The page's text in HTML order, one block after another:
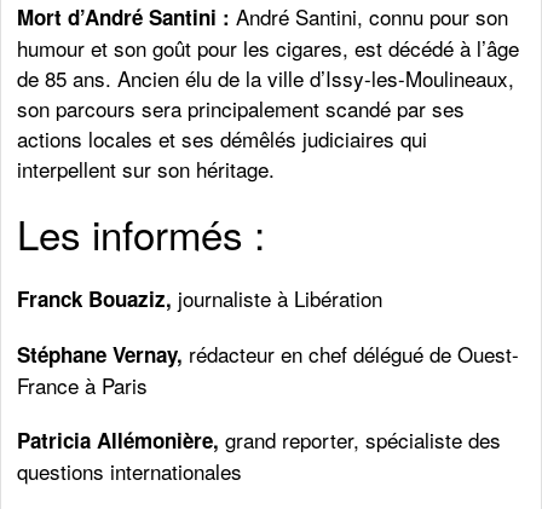
Mort d’André Santini : André Santini, connu pour son
humour et son goût pour les cigares, est décédé à l’âge
de 85 ans. Ancien élu de la ville d’Issy-les-Moulineaux,
son parcours sera principalement scandé par ses
actions locales et ses démêlés judiciaires qui
interpellent sur son héritage.
Les informés :
Franck Bouaziz, journaliste à Libération
Stéphane Vernay, rédacteur en chef délégué de Ouest-
France à Paris
Patricia Allémonière, grand reporter, spécialiste des
questions internationales